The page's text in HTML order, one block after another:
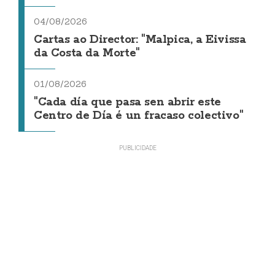
04/08/2026
Cartas ao Director: "Malpica, a Eivissa
da Costa da Morte"
01/08/2026
"Cada día que pasa sen abrir este
Centro de Día é un fracaso colectivo"